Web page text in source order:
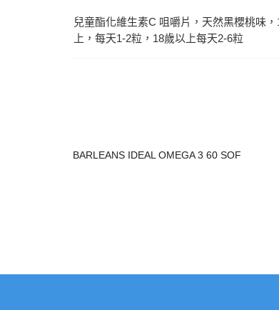
兒童酯化維生素C 咀嚼片，天然黑櫻桃味
上，每天1-2粒，18歲以上每天2-6粒
BARLEANS IDEAL OMEGA 3 60 SOF